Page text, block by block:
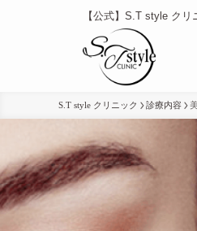
【公式】S.T style クリ
S.T style クリニック 診療内容